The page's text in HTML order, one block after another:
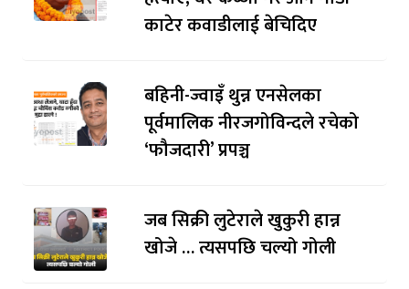
काटेर कवाडीलाई बेचिदिए
बहिनी-ज्वाइँ थुन्न एनसेलका
पूर्वमालिक नीरजगोविन्दले रचेको
‘फौजदारी’ प्रपञ्च
जब सिक्री लुटेराले खुकुरी हान्न
खोजे … त्यसपछि चल्यो गोली